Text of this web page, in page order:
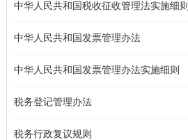
中华人民共和国税收征收管理法实施细则
中华人民共和国发票管理办法
中华人民共和国发票管理办法实施细则
税务登记管理办法
税务行政复议规则